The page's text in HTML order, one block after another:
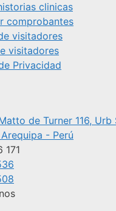
clinicas
comprobantes
visitadores
visitadores
Privacidad
de Turner 116, Urb
- Perú
171